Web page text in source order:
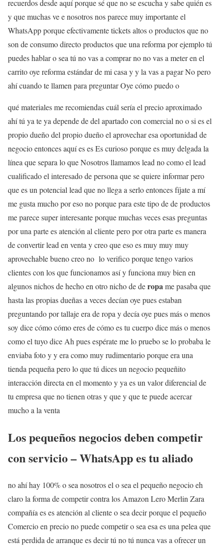
recuerdos desde aquí porque sé que no se escucha y sabe quién es
y que muchas ve e nosotros nos parece muy importante el
WhatsApp porque efectivamente tickets altos o productos que no
son de consumo directo productos que una reforma por ejemplo tú
puedes hablar o sea tú no vas a comprar no no vas a meter en el
carrito oye reforma estándar de mi casa y y la vas a pagar No pero
ahí cuando te llamen para preguntar Oye cómo puedo o
qué materiales me recomiendas cuál sería el precio aproximado
ahí tú ya te ya depende de del apartado con comercial no o si es el
propio dueño del propio dueño el aprovechar esa oportunidad de
negocio entonces aquí es es Es curioso porque es muy delgada la
línea que separa lo que Nosotros llamamos lead no como el lead
cualificado el interesado de persona que se quiere informar pero
que es un potencial lead que no llega a serlo entonces fíjate a mí
me gusta mucho por eso no porque para este tipo de de productos
me parece super interesante porque muchas veces esas preguntas
por una parte es atención al cliente pero por otra parte es manera
de convertir lead en venta y creo que eso es muy muy muy
aprovechable bueno creo no lo verifico porque tengo varios
clientes con los que funcionamos así y funciona muy bien en
algunos nichos de hecho en otro nicho de deropame pasaba que
hasta las propias dueñas a veces decían oye pues estaban
preguntando por tallaje era de ropa y decía oye pues más o menos
soy dice cómo cómo eres de cómo es tu cuerpo dice más o menos
como el tuyo dice Ah pues espérate me lo pruebo se lo probaba le
enviaba foto y y era como muy rudimentario porque era una
tienda pequeña pero lo que tú dices un negocio pequeñito
interacción directa en el momento y ya es un valor diferencial de
tu empresa que no tienen otras y que y que te puede acercar
mucho a la venta
Los pequeños negocios deben competir
con servicio – WhatsApp es tu aliado
no ahí hay 100% o sea nosotros el o sea el pequeño negocio eh
claro la forma de competir contra los Amazon Lero Merlin Zara
compañía es es atención al cliente o sea decir porque el pequeño
Comercio en precio no puede competir o sea esa es una pelea que
está perdida de arranque es decir tú no tú nunca vas a ofrecer un